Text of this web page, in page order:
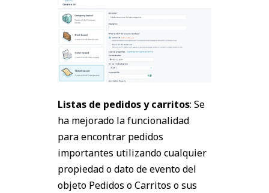
Listas de pedidos y carritos: Se
ha mejorado la funcionalidad
para encontrar pedidos
importantes utilizando cualquier
propiedad o dato de evento del
objeto Pedidos o Carritos o sus